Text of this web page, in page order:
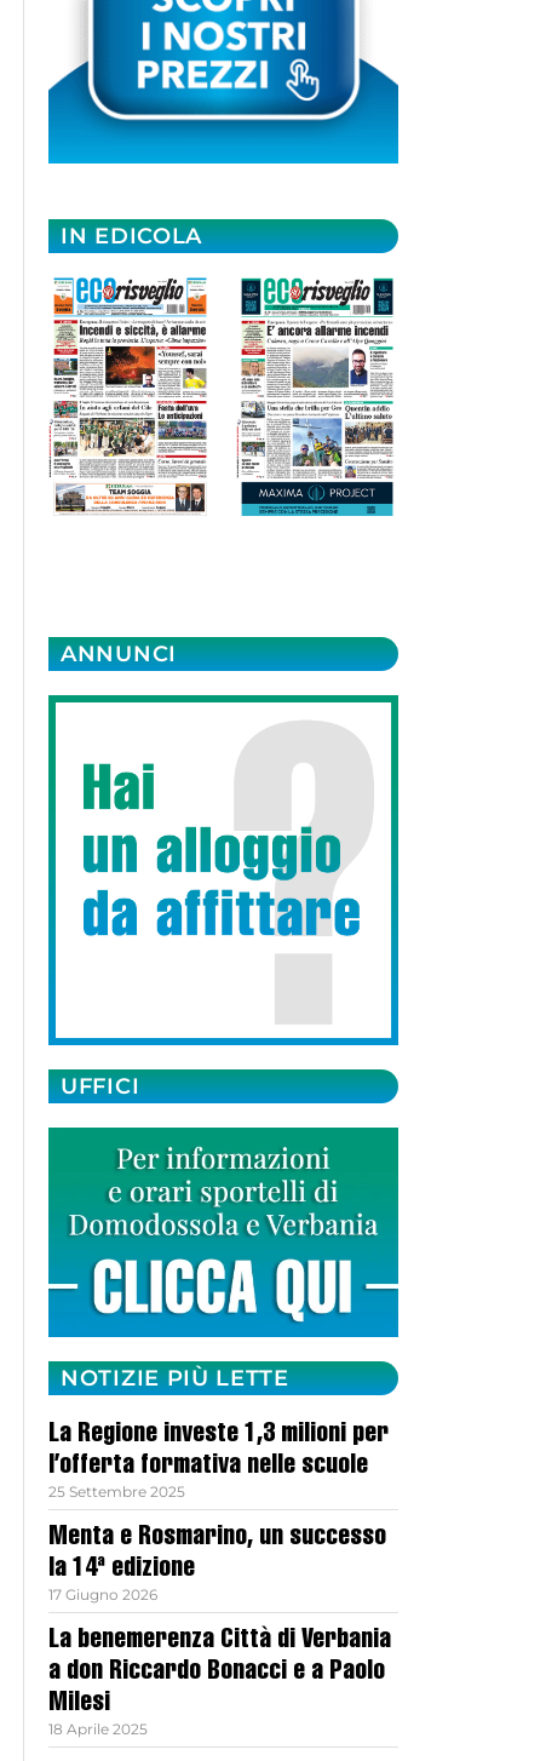
IN EDICOLA
ANNUNCI
UFFICI
NOTIZIE PIÙ LETTE
La Regione investe 1,3 milioni per
l’offerta formativa nelle scuole
25 Settembre 2025
Menta e Rosmarino, un successo
la 14ª edizione
17 Giugno 2026
La benemerenza Città di Verbania
a don Riccardo Bonacci e a Paolo
Milesi
18 Aprile 2025